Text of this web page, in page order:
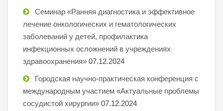
Семинар «Ранняя диагностика и эффективное
лечение онкологических и гематологических
заболеваний у детей, профилактика
инфекционных осложнений в учреждениях
здравоохранения» 07.12.2024
Городская научно-практическая конференция с
международным участием «Актуальные проблемы
сосудистой хирургии» 07.12.2024